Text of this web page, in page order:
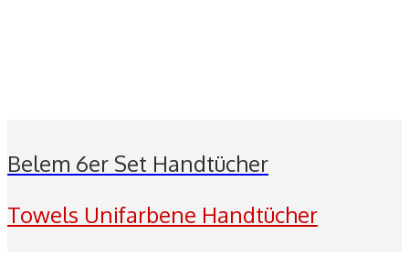
Belem 6er Set Handtücher
Towels Unifarbene Handtücher